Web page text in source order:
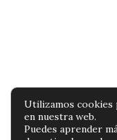
Copyright ©
Utilizamos cookies
en nuestra web.
Puedes aprender